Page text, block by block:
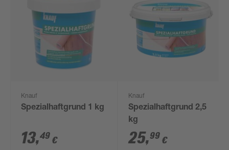
Knauf
Spezialhaftgrund 1 kg
13,49 €
Knauf
Spezialhaftgrund 2,5
kg
25,99 €